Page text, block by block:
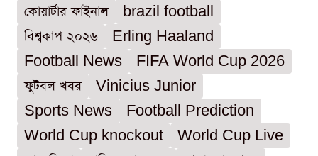
কোয়ার্টার ফাইনাল
brazil football
বিশ্বকাপ ২০২৬
Erling Haaland
Football News
FIFA World Cup 2026
ফুটবল খবর
Vinicius Junior
Sports News
Football Prediction
World Cup knockout
World Cup Live